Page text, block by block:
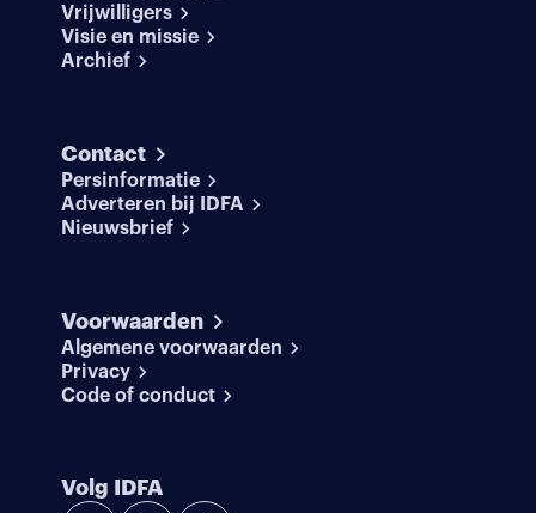
Vrijwilligers
Visie en missie
Archief
Contact
Persinformatie
Adverteren bij IDFA
Nieuwsbrief
Voorwaarden
Algemene voorwaarden
Privacy
Code of conduct
Volg IDFA